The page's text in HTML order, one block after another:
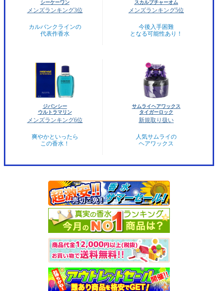
シーケーワン
メンズランキング3位
カルバンクラインの
代表作香水
スカルプチャーオム
メンズランキング5位
今後入手困難
となる可能性あり！
ジバンシー
ウルトラマリン
メンズランキング6位
爽やかといったら
この香水！
サムライヘアワックス
タイガーロック
新規取り扱い
人気サムライの
ヘアワックス